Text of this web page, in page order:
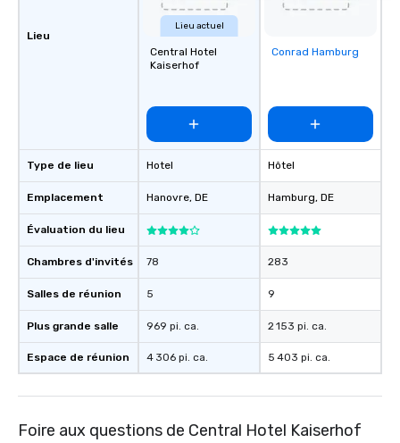
Lieu
Type de lieu
Emplacement
Évaluation du lieu
Chambres d'invités
Salles de réunion
Plus grande salle
Espace de réunion
Lieu actuel
Central Hotel
Kaiserhof
Hotel
Hanovre, DE
78
5
969 pi. ca.
4 306 pi. ca.
Removed from
Conrad Hamburg
Hôtel
Hamburg, DE
283
9
2 153 pi. ca.
5 403 pi. ca.
Foire aux questions de Central Hotel Kaiserhof